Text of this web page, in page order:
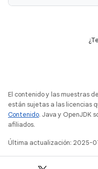
El contenido y las muestras
están sujetas a las licencias
Contenido. Java y OpenJDK
afiliados.
Última actualización: 2025-